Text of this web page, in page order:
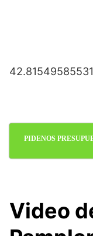
PIDENOS
Video